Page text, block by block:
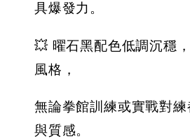
具爆發力。
💥 曜石黑配色低調沉穩
風格，
無論拳館訓練或實戰對
與質感。